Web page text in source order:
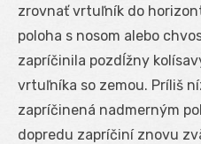
zrovnať vrtuľník do
poloha s nosom alebo
zapríčinila pozdĺžny
vrtuľníka so zemou. Príliš
zapríčinená nadmerným
dopredu zapríčiní znovu